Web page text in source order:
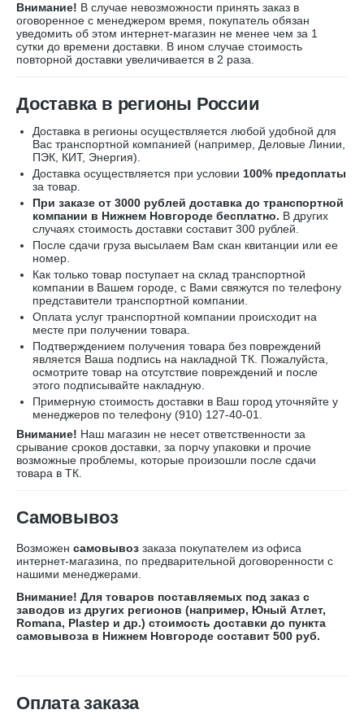
Внимание! В случае невозможности принять заказ в
оговоренное с менеджером время, покупатель обязан
уведомить об этом интернет-магазин не менее чем за 1
сутки до времени доставки. В ином случае стоимость
повторной доставки увеличивается в 2 раза.
Доставка в регионы России
Доставка в регионы осуществляется любой удобной для
Вас транспортной компанией (например, Деловые Линии,
ПЭК, КИТ, Энергия).
Доставка осуществляется при условии 100% предоплаты
за товар.
При заказе от 3000 рублей доставка до транспортной
компании в Нижнем Новгороде бесплатно. В других
случаях стоимость доставки составит 300 рублей.
После сдачи груза высылаем Вам скан квитанции или ее
номер.
Как только товар поступает на склад транспортной
компании в Вашем городе, с Вами свяжутся по телефону
представители транспортной компании.
Оплата услуг транспортной компании происходит на
месте при получении товара.
Подтверждением получения товара без повреждений
является Ваша подпись на накладной ТК. Пожалуйста,
осмотрите товар на отсутствие повреждений и после
этого подписывайте накладную.
Примерную стоимость доставки в Ваш город уточняйте у
менеджеров по телефону (910) 127-40-01.
Внимание! Наш магазин не несет ответственности за
срывание сроков доставки, за порчу упаковки и прочие
возможные проблемы, которые произошли после сдачи
товара в ТК.
Самовывоз
Возможен самовывоз заказа покупателем из офиса
интернет-магазина, по предварительной договоренности с
нашими менеджерами.
Внимание! Для товаров поставляемых под заказ с
заводов из других регионов (например, Юный Атлет,
Romana, Plastep и др.) стоимость доставки до пункта
самовывоза в Нижнем Новгороде составит 500 руб.
Оплата заказа